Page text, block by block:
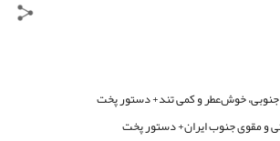
خوش‌عطر و کمی تند+ دستور پخت
و مقوی جنوب ایران+ دستور پخت